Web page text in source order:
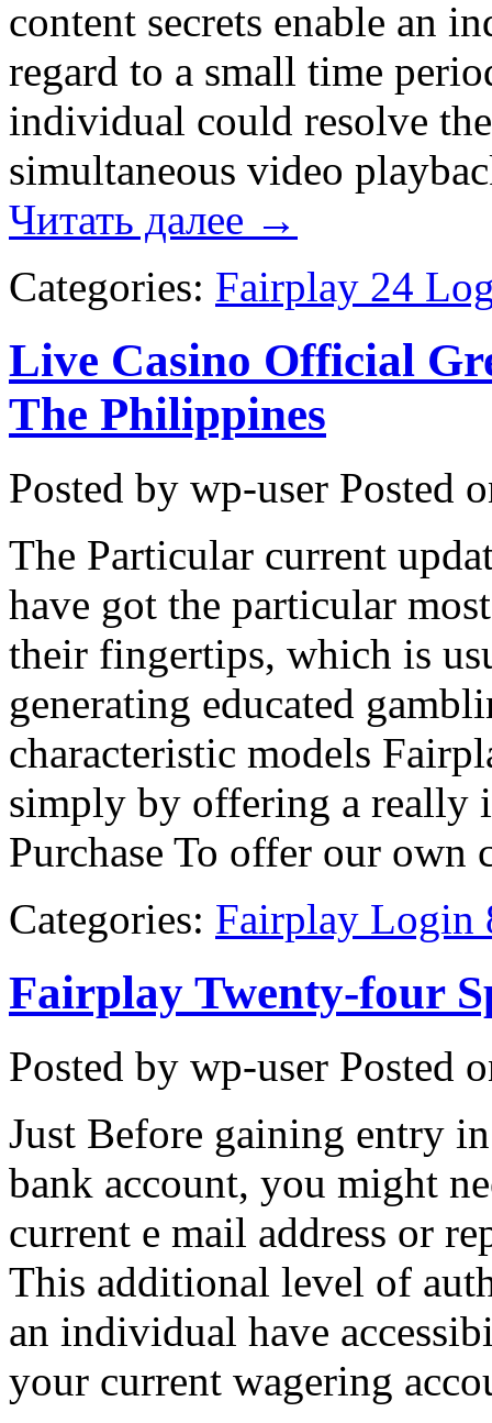
content secrets enable an
regard to a small time
individual could resolve
simultaneous video
Читать далее →
Categories: Fairplay 24
Live Casino Official
The Philippines
Posted by wp-user Posted
The Particular current
have got the particular
their fingertips, which is
generating educated
characteristic models
simply by offering a really
Purchase To offer our
Categories: Fairplay Login
Fairplay Twenty-four
Posted by wp-user Posted
Just Before gaining entry
bank account, you might
current e mail address or
This additional level of
an individual have
your current wagering